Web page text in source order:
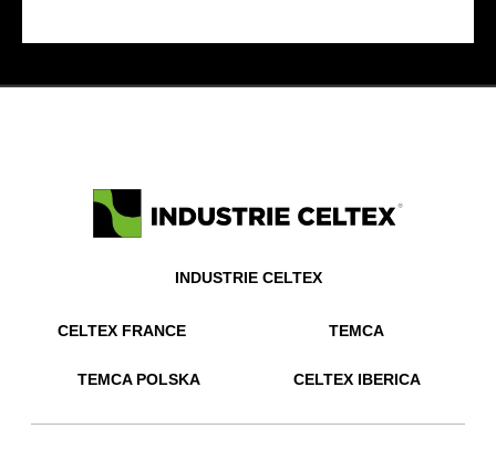
INDUSTRIE CELTEX
CELTEX FRANCE TEMCA
TEMCA POLSKA CELTEX IBERICA